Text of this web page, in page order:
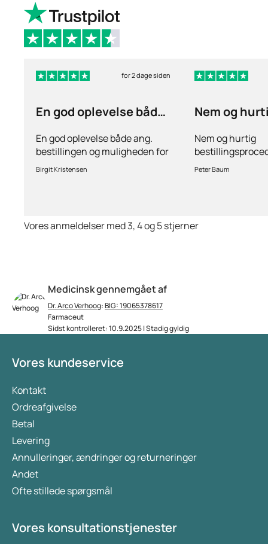
Medicinsk gennemgået af
Dr. Arco Verhoog:BIG: 19065378617
Farmaceut
Sidst kontrolleret: 10.9.2025 | Stadig gyldig
for 2 dage siden
En god oplevelse både
En god oplevelse både ang.
bestillingen og muligheden for
stille spørgsmål hvis der er
behov for det.Hurtig levering.
Birgit Kristensen
Nem og
Nem og hurtig
lægefaglig
Peter Baum
Vores anmeldelser med 3, 4 og 5 stjerner
Vores kundeservice
Kontakt
Ordreafgivelse
Betal
Levering
Annulleringer, ændringer og returneringer
Andet
Ofte stillede spørgsmål
Vores konsultationstjenester